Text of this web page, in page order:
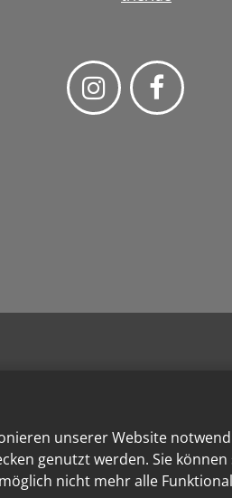
unserer Website
genutzt werden. Sie können
nicht mehr alle